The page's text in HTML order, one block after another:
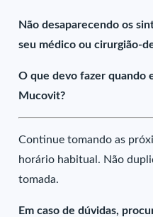
Não desaparecendo os
seu médico ou cirurgião-
O que devo fazer quando
Mucovit?
Continue tomando as
horário habitual. Não
tomada.
Em caso de dúvidas,